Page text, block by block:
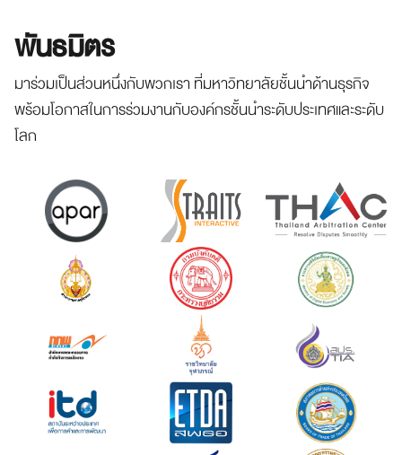
ที่จะเกิดขึ้นในการทำงานจริง เพื่อให้
นักศึกษาได้ฝึกฝนทักษะการแก้ไข
ปัญหาและการปรับตัวต่อสถานการณ์
ที่เปลี่ยนแปลง
พันธมิตร
มาร่วมเป็นส่วนหนึ่งกับพวกเรา ที่มหาวิทยาลัยชั้นนำด้านธุรกิจ
พร้อมโอกาสในการร่วมงานกับองค์กรชั้นนำระดับประเทศและระดับ
โลก